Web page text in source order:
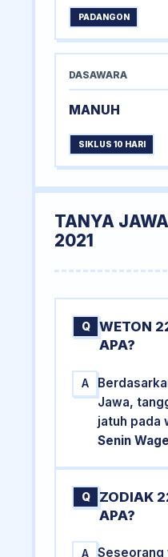
PADANGON
DASAWARA
MANUH
SIKLUS 10 HARI
TANYA
2021
Q
WETON
APA?
A
Jawa,
jatuh pada
Senin Wage
Q
ZODIAK
APA?
A
Seseorang